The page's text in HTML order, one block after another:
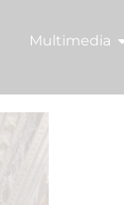
Multimedia